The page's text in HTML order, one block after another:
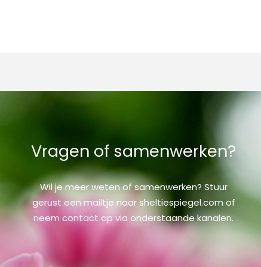
Vragen of samenwerken?
Wil je meer weten of samenwerken? Stuur
gerust een mailtje naar sheltiespiegel.com of
neem contact op via onderstaande kanalen.